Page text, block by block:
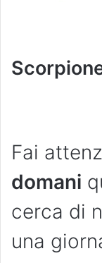
Fai
domani
cerca di
una